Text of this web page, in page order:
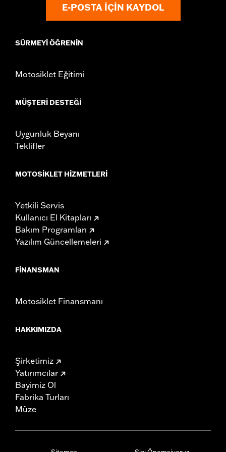
E-POSTA IÇIN KAYDOL
SÜRMEYI ÖĞRENIN
Motosiklet Eğitimi
MÜŞTERI DESTEĞI
Uygunluk Beyanı
Teklifler
MOTOSIKLET HIZMETLERI
Yetkili Servis
Kullanıcı El Kitapları
Bakım Programları
Yazılım Güncellemeleri
FINANSMAN
Motosiklet Finansmanı
HAKKIMIZDA
Şirketimiz
Yatırımcılar
Bayimiz Ol
Fabrika Turları
Müze